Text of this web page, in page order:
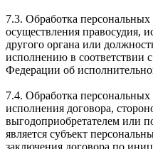
7.3. Обработка
осуществления правосудия,
другого органа или
исполнению в соответствии
Федерации об
7.4. Обработка
исполнения договора,
выгодоприобретателем или
является субъект
заключения договора по